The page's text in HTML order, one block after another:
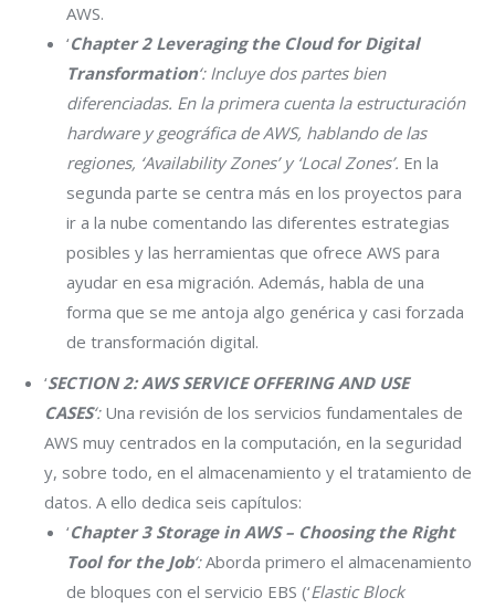
AWS.
‘Chapter 2 Leveraging the Cloud for Digital
Transformation‘: Incluye dos partes bien
diferenciadas. En la primera cuenta la estructuración
hardware y geográfica de AWS, hablando de las
regiones, ‘Availability Zones’ y ‘Local Zones’. En la
segunda parte se centra más en los proyectos para
ir a la nube comentando las diferentes estrategias
posibles y las herramientas que ofrece AWS para
ayudar en esa migración. Además, habla de una
forma que se me antoja algo genérica y casi forzada
de transformación digital.
‘SECTION 2: AWS SERVICE OFFERING AND USE
CASES‘: Una revisión de los servicios fundamentales de
AWS muy centrados en la computación, en la seguridad
y, sobre todo, en el almacenamiento y el tratamiento de
datos. A ello dedica seis capítulos:
‘Chapter 3 Storage in AWS – Choosing the Right
Tool for the Job‘:Aborda primero el almacenamiento
de bloques con el servicio EBS (‘Elastic Block